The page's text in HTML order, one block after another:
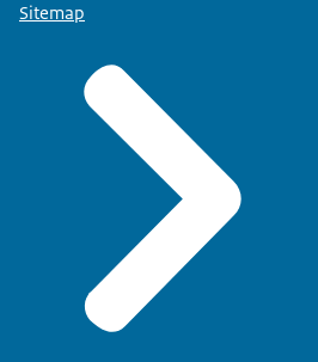
Sitemap